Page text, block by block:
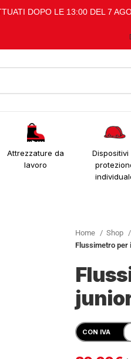
DOPO LE 13:00 DEL 7
Attrezzature da
lavoro
Dispositivi
Home Shop
Flussimetro per